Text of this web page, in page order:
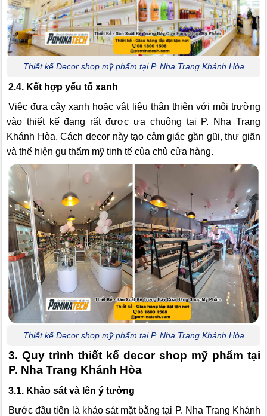
Thiết kế Decor shop mỹ phẩm tại P. Nha Trang Khánh Hòa
2.4. Kết hợp yếu tố xanh
Việc đưa cây xanh hoặc vật liệu thân thiện với môi trường
vào thiết kế đang rất được ưa chuộng tại P. Nha Trang
Khánh Hòa. Cách decor này tạo cảm giác gần gũi, thư giãn
và thể hiện gu thẩm mỹ tinh tế của chủ cửa hàng.
Thiết kế Decor shop mỹ phẩm tại P. Nha Trang Khánh Hòa
3. Quy trình thiết kế decor shop mỹ phẩm tại
P. Nha Trang Khánh Hòa
3.1. Khảo sát và lên ý tưởng
Bước đầu tiên là khảo sát mặt bằng tại P. Nha Trang Khánh